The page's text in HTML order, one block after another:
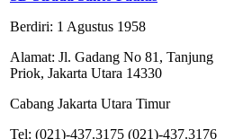
Berdiri: 1 Agustus 1958
Alamat: Jl. Gadang No 81, Tanjung
Priok, Jakarta Utara 14330
Cabang Jakarta Utara Timur
Tel: (021)-437.3175 (021)-437.3176